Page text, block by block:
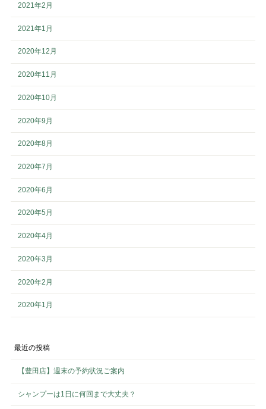
2021年2月
2021年1月
2020年12月
2020年11月
2020年10月
2020年9月
2020年8月
2020年7月
2020年6月
2020年5月
2020年4月
2020年3月
2020年2月
2020年1月
最近の投稿
【豊田店】週末の予約状況ご案内
シャンプーは1日に何回まで大丈夫？